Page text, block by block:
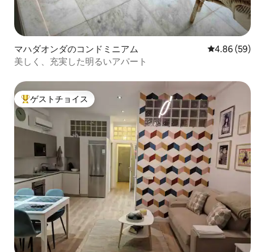
マハダオンダのコンドミニアム レビュー59
4.86 (59)
美しく、充実した明るいアパート
大好評のゲストチョイスです。
ゲストチョイス